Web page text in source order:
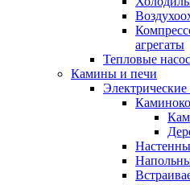
агрегаты
Тепловые
Камины и печи